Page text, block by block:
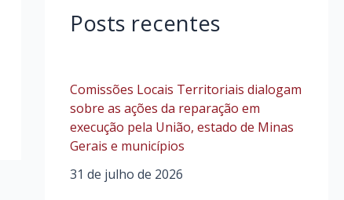
Posts recentes
Comissões Locais Territoriais dialogam
sobre as ações da reparação em
execução pela União, estado de Minas
Gerais e municípios
31 de julho de 2026